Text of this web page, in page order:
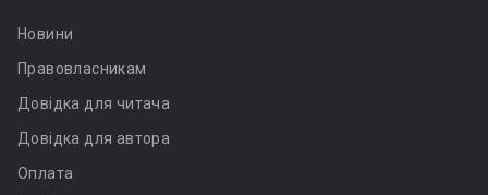
Новини
Правовласникам
Довідка для читача
Довідка для автора
Оплата